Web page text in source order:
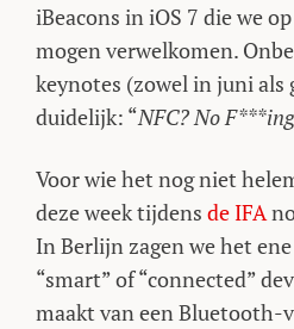
iBeacons in iOS 7 die we
mogen verwelkomen.
keynotes (zowel in juni als
duidelijk: “NFC? No
Voor wie het nog niet
deze week tijdens de IFA
In Berlijn zagen we het
“smart” of “connected”
maakt van een Bluetooth-